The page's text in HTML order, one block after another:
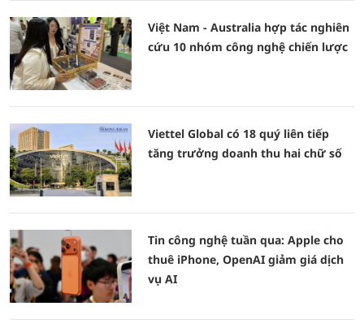
Việt Nam - Australia hợp tác nghiên
cứu 10 nhóm công nghệ chiến lược
Viettel Global có 18 quý liên tiếp
tăng trưởng doanh thu hai chữ số
Tin công nghệ tuần qua: Apple cho
thuê iPhone, OpenAI giảm giá dịch
vụ AI